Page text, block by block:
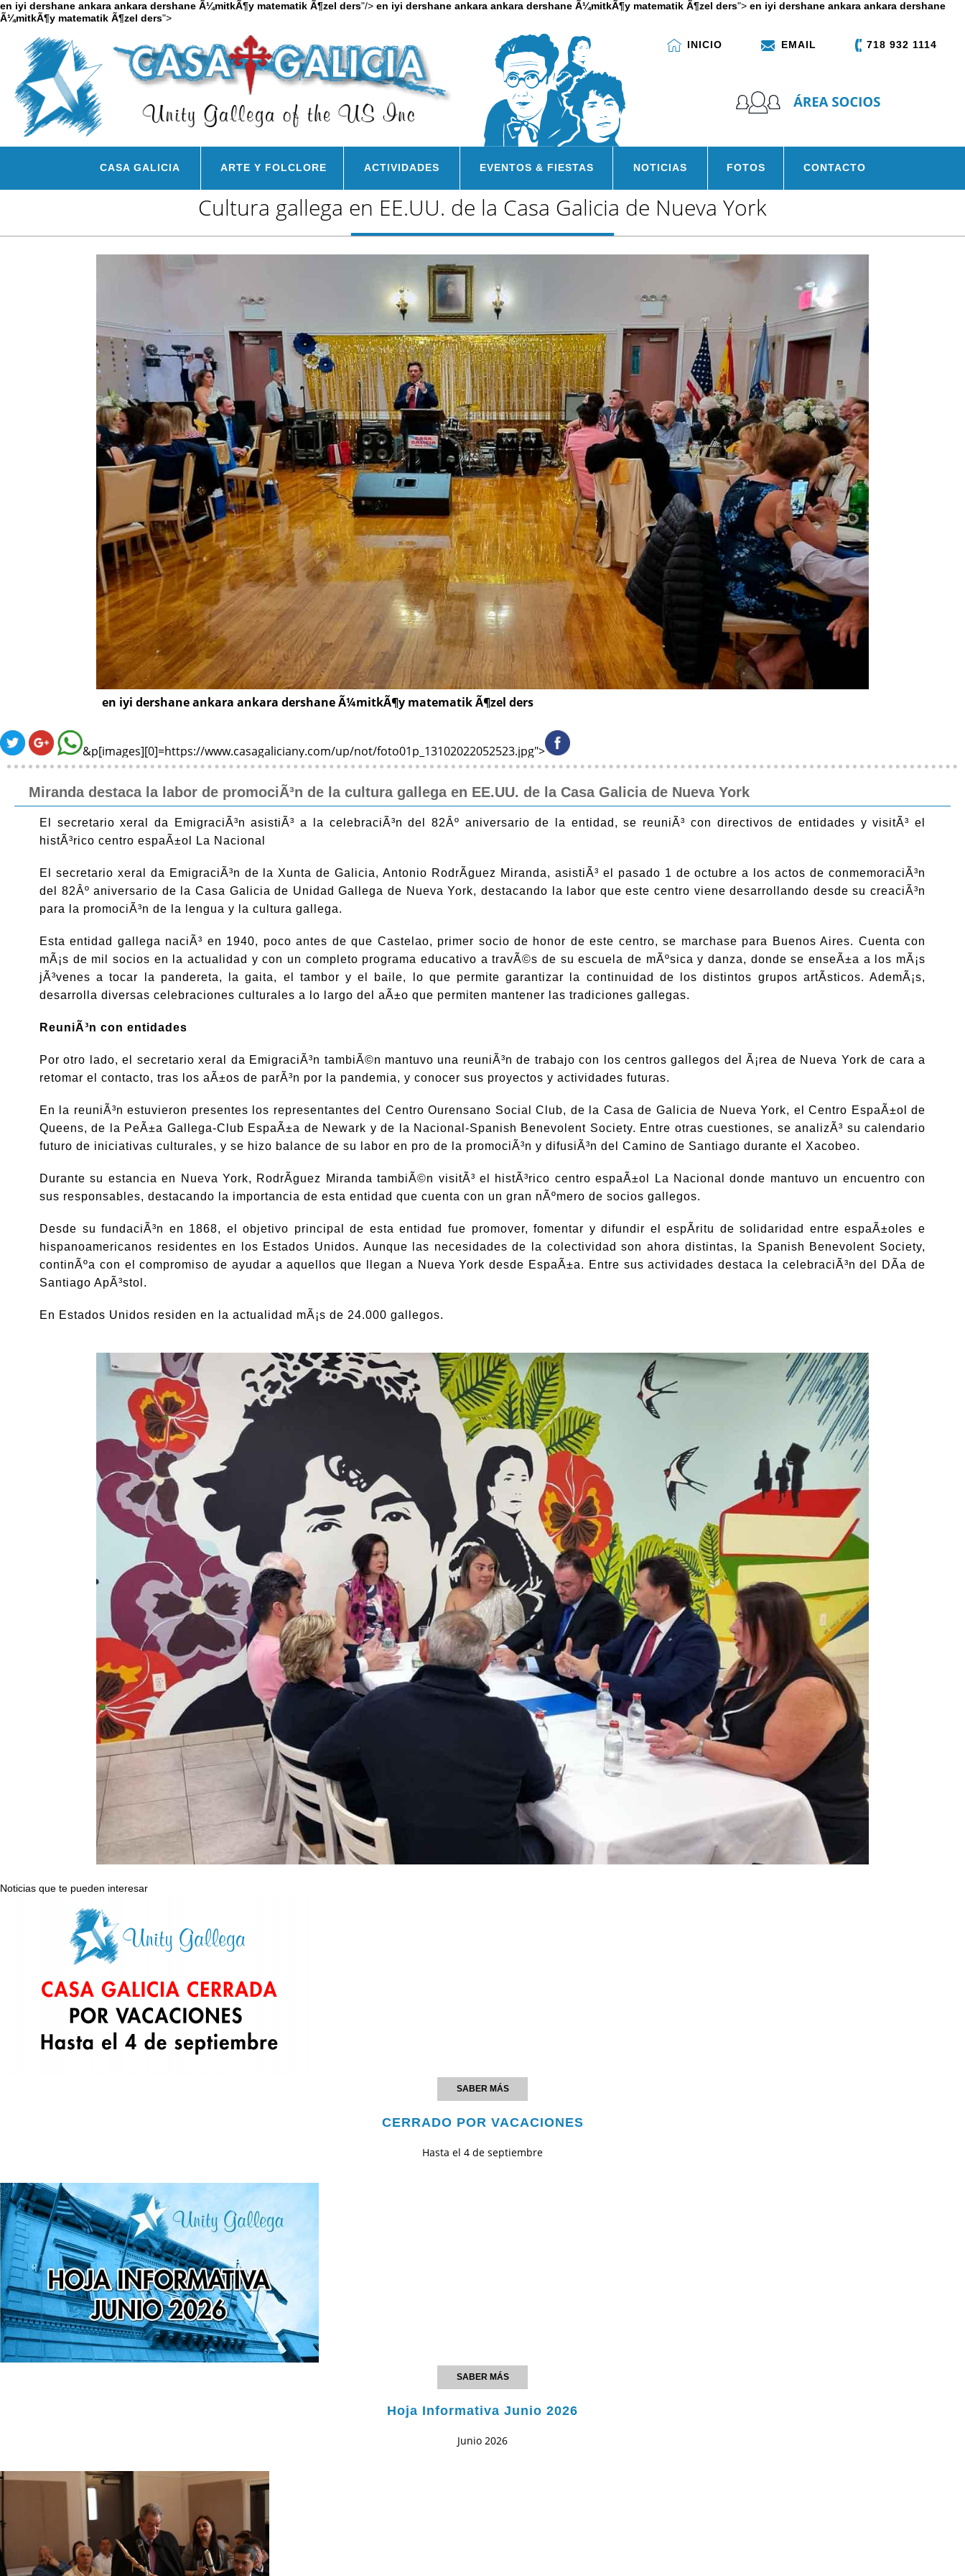
en iyi dershane ankara ankara dershane Ã¼mitkÃ¶y matematik Ã¶zel ders"/> en iyi dershane ankara ankara dershane Ã¼mitkÃ¶y matematik Ã¶zel ders"> en iyi dershane ankara ankara dershane
Ã¼mitkÃ¶y matematik Ã¶zel ders">
INICIO EMAIL 718 932 1114
CASA GALICIA ARTE Y FOLCLORE ACTIVIDADES EVENTOS & FIESTAS NOTICIAS FOTOS CONTACTO
Cultura gallega en EE.UU. de la Casa Galicia de Nueva York
en iyi dershane ankara ankara dershane Ã¼mitkÃ¶y matematik Ã¶zel ders
&p[images][0]=https://www.casagaliciany.com/up/not/foto01p_13102022052523.jpg">
Miranda destaca la labor de promociÃ³n de la cultura gallega en EE.UU. de la Casa Galicia de Nueva York
El secretario xeral da EmigraciÃ³n asistiÃ³ a la celebraciÃ³n del 82Âº aniversario de la entidad, se reuniÃ³ con directivos de entidades y visitÃ³ el
histÃ³rico centro espaÃ±ol La Nacional
El secretario xeral da EmigraciÃ³n de la Xunta de Galicia, Antonio RodrÃ­guez Miranda, asistiÃ³ el pasado 1 de octubre a los actos de conmemoraciÃ³n
del 82Âº aniversario de la Casa Galicia de Unidad Gallega de Nueva York, destacando la labor que este centro viene desarrollando desde su creaciÃ³n
para la promociÃ³n de la lengua y la cultura gallega.
Esta entidad gallega naciÃ³ en 1940, poco antes de que Castelao, primer socio de honor de este centro, se marchase para Buenos Aires. Cuenta con
mÃ¡s de mil socios en la actualidad y con un completo programa educativo a travÃ©s de su escuela de mÃºsica y danza, donde se enseÃ±a a los mÃ¡s
jÃ³venes a tocar la pandereta, la gaita, el tambor y el baile, lo que permite garantizar la continuidad de los distintos grupos artÃ­sticos. AdemÃ¡s,
desarrolla diversas celebraciones culturales a lo largo del aÃ±o que permiten mantener las tradiciones gallegas.
ReuniÃ³n con entidades
Por otro lado, el secretario xeral da EmigraciÃ³n tambiÃ©n mantuvo una reuniÃ³n de trabajo con los centros gallegos del Ã¡rea de Nueva York de cara a
retomar el contacto, tras los aÃ±os de parÃ³n por la pandemia, y conocer sus proyectos y actividades futuras.
En la reuniÃ³n estuvieron presentes los representantes del Centro Ourensano Social Club, de la Casa de Galicia de Nueva York, el Centro EspaÃ±ol de
Queens, de la PeÃ±a Gallega-Club EspaÃ±a de Newark y de la Nacional-Spanish Benevolent Society. Entre otras cuestiones, se analizÃ³ su calendario
futuro de iniciativas culturales, y se hizo balance de su labor en pro de la promociÃ³n y difusiÃ³n del Camino de Santiago durante el Xacobeo.
Durante su estancia en Nueva York, RodrÃ­guez Miranda tambiÃ©n visitÃ³ el histÃ³rico centro espaÃ±ol La Nacional donde mantuvo un encuentro con
sus responsables, destacando la importancia de esta entidad que cuenta con un gran nÃºmero de socios gallegos.
Desde su fundaciÃ³n en 1868, el objetivo principal de esta entidad fue promover, fomentar y difundir el espÃ­ritu de solidaridad entre espaÃ±oles e
hispanoamericanos residentes en los Estados Unidos. Aunque las necesidades de la colectividad son ahora distintas, la Spanish Benevolent Society,
continÃºa con el compromiso de ayudar a aquellos que llegan a Nueva York desde EspaÃ±a. Entre sus actividades destaca la celebraciÃ³n del DÃ­a de
Santiago ApÃ³stol.
En Estados Unidos residen en la actualidad mÃ¡s de 24.000 gallegos.
Noticias que te pueden interesar
SABER MÁS
CERRADO POR VACACIONES
Hasta el 4 de septiembre
SABER MÁS
Hoja Informativa Junio 2026
Junio 2026